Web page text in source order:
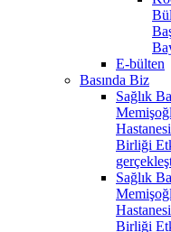
E-bülten
Basında Biz
Sağlık
Birliği
Sağlık
Birliği